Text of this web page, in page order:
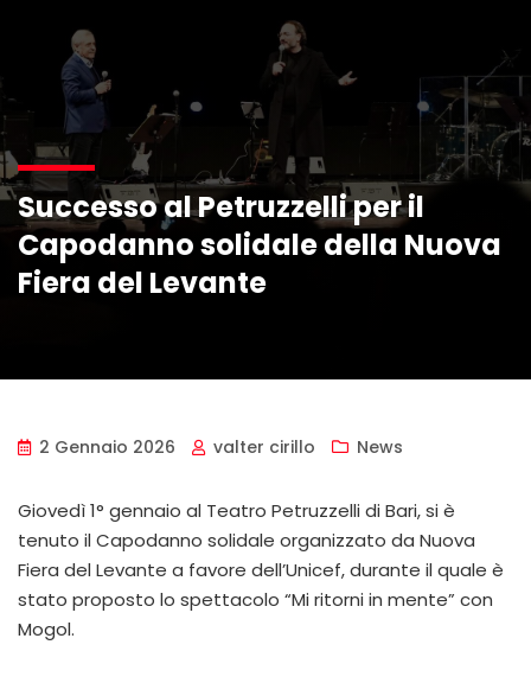
Successo al Petruzzelli per il
Capodanno solidale della Nuova
Fiera del Levante
2 Gennaio 2026 valter cirillo News
Giovedì 1° gennaio al Teatro Petruzzelli di Bari, si è
tenuto il Capodanno solidale organizzato da Nuova
Fiera del Levante a favore dell’Unicef, durante il quale è
stato proposto lo spettacolo “Mi ritorni in mente” con
Mogol.